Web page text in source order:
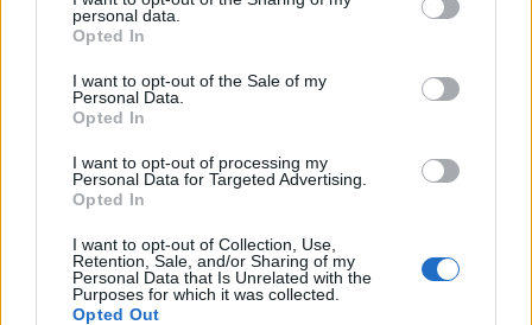
grant or deny consent to Google and its third-party tags to
use your data for below specified purposes in below Google
consent section.
personal data.
Opted In
I want to opt-out of the Sale of my
Personal Data.
Opted In
I want to opt-out of processing my
Personal Data for Targeted Advertising.
Opted In
I want to opt-out of Collection, Use,
Retention, Sale, and/or Sharing of my
Personal Data that Is Unrelated with the
Purposes for which it was collected.
Opted Out
ανακαλύψετε